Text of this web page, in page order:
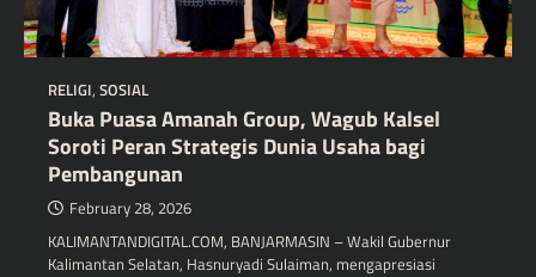
RELIGI, SOSIAL
Buka Puasa Amanah Group, Wagub Kalsel
Soroti Peran Strategis Dunia Usaha bagi
Pembangunan
February 28, 2026
KALIMANTANDIGITAL.COM, BANJARMASIN – Wakil Gubernur
Kalimantan Selatan, Hasnuryadi Sulaiman, mengapresiasi